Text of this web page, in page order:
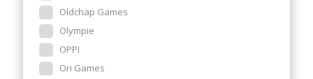
Oldchap Games
Olympie
OPPI
Ori Games